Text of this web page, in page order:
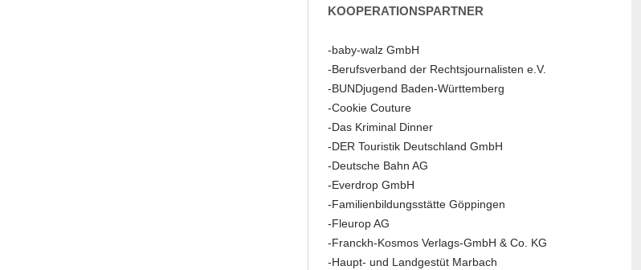
KOOPERATIONSPARTNER
-baby-walz GmbH
-Berufsverband der Rechtsjournalisten e.V.
-BUNDjugend Baden-Württemberg
-Cookie Couture
-Das Kriminal Dinner
-DER Touristik Deutschland GmbH
-Deutsche Bahn AG
-Everdrop GmbH
-Familienbildungsstätte Göppingen
-Fleurop AG
-Franckh-Kosmos Verlags-GmbH & Co. KG
-Haupt- und Landgestüt Marbach